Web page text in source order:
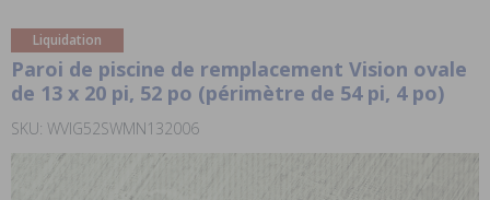
Liquidation
Paroi de piscine de remplacement Vision ovale
de 13 x 20 pi, 52 po (périmètre de 54 pi, 4 po)
SKU: WVIG52SWMN132006